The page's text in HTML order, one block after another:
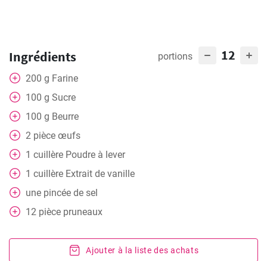
Ingrédients portions 12
200 g Farine
100 g Sucre
100 g Beurre
2 pièce œufs
1 cuillère Poudre à lever
1 cuillère Extrait de vanille
une pincée de sel
12 pièce pruneaux
Ajouter à la liste des achats